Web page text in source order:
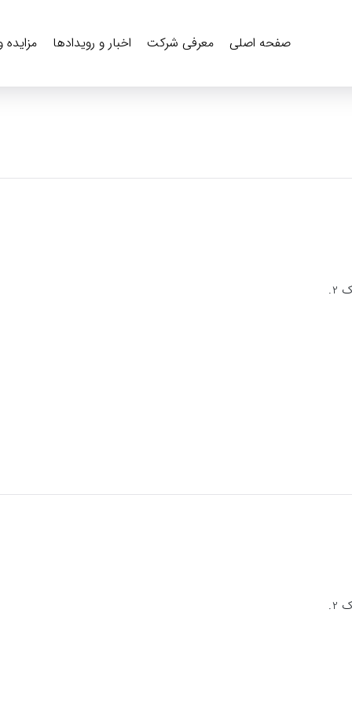
صفحه اصلی معرفی شرکت اخبار و رویدادها